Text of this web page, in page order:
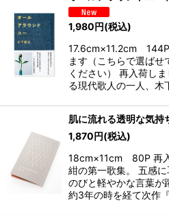
1,980円(税込)
17.6cm×11.2cm 144P
ます（こちらで選ば
ください） 再入荷し
る現代歌人の一人、木
肌に流れる透明な気持
1,870円(税込)
18cm×11cm 80P 再
紺の第一歌集。 五感
のびと軽やかな言葉が
約3年の時を経て次作